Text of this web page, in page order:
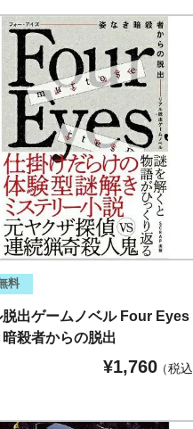
料
脱出ゲームノベル Four Eyes
殺者からの脱出
¥1,760 税込